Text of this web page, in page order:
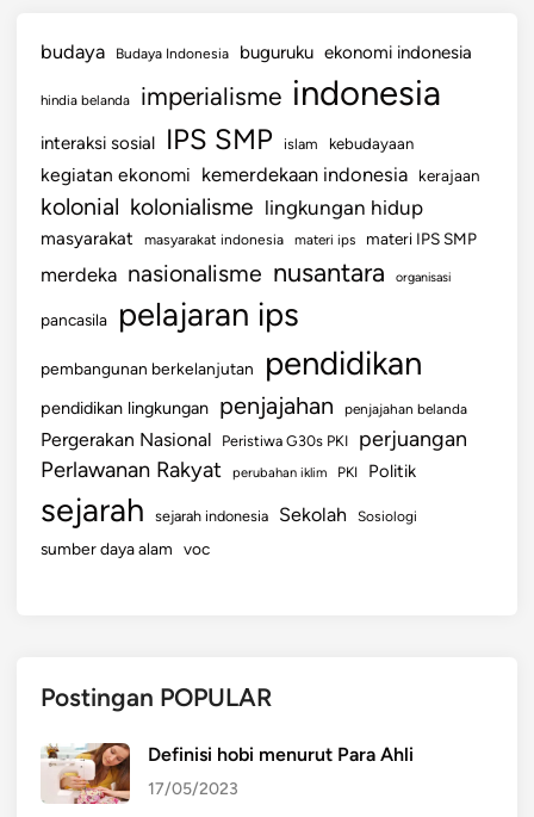
budaya Budaya Indonesia buguruku ekonomi indonesia
hindia belanda imperialisme indonesia
interaksi sosial IPS SMP islam kebudayaan
kegiatan ekonomi kemerdekaan indonesia kerajaan
kolonial kolonialisme lingkungan hidup
masyarakat masyarakat indonesia materi ips materi IPS SMP
merdeka nasionalisme nusantara organisasi
pancasila pelajaran ips
pembangunan berkelanjutan pendidikan
pendidikan lingkungan penjajahan penjajahan belanda
Pergerakan Nasional Peristiwa G30s PKI perjuangan
Perlawanan Rakyat perubahan iklim PKI Politik
sejarah sejarah indonesia Sekolah Sosiologi
sumber daya alam voc
Postingan POPULAR
Definisi hobi menurut Para Ahli
17/05/2023